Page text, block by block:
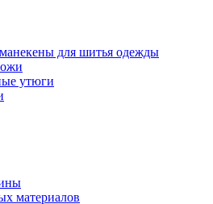
для шитья одежды
утюги
материалов